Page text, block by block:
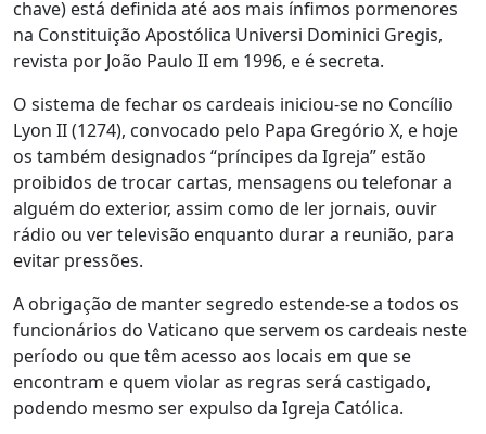
chave) está definida até aos mais ínfimos pormenores
na Constituição Apostólica Universi Dominici Gregis,
revista por João Paulo II em 1996, e é secreta.
O sistema de fechar os cardeais iniciou-se no Concílio
Lyon II (1274), convocado pelo Papa Gregório X, e hoje
os também designados “príncipes da Igreja” estão
proibidos de trocar cartas, mensagens ou telefonar a
alguém do exterior, assim como de ler jornais, ouvir
rádio ou ver televisão enquanto durar a reunião, para
evitar pressões.
A obrigação de manter segredo estende-se a todos os
funcionários do Vaticano que servem os cardeais neste
período ou que têm acesso aos locais em que se
encontram e quem violar as regras será castigado,
podendo mesmo ser expulso da Igreja Católica.